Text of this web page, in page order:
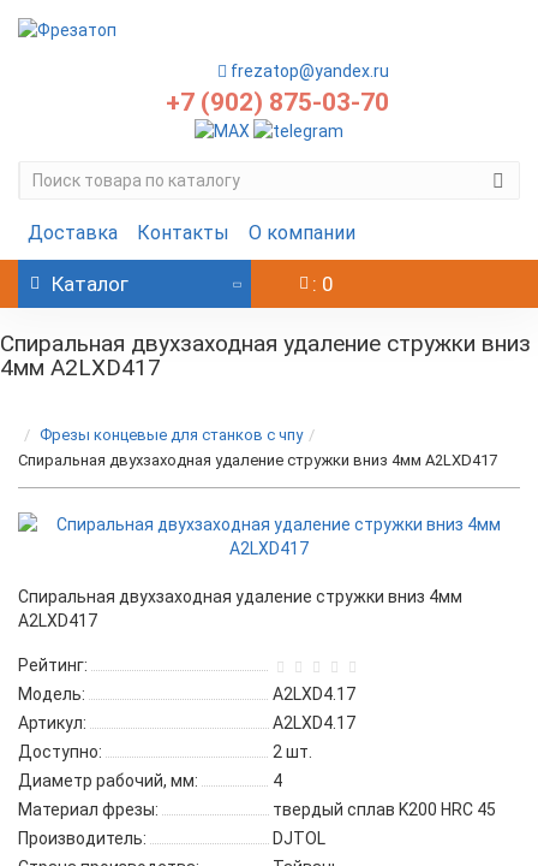
frezatop@yandex.ru
+7 (902) 875-03-70
Доставка Контакты О компании
Каталог : 0
Спиральная двухзаходная удаление стружки вниз
4мм A2LXD417
Фрезы концевые для станков с чпу
Спиральная двухзаходная удаление стружки вниз 4мм A2LXD417
Спиральная двухзаходная удаление стружки вниз 4мм
A2LXD417
Рейтинг:
Модель:
A2LXD4.17
Артикул:
A2LXD4.17
Доступно:
2шт.
Диаметр рабочий, мм:
4
Материал фрезы:
твердый сплав K200 HRC 45
Производитель:
DJTOL